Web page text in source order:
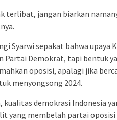
terlibat, jangan biarkan
Syarwi sepakat bahwa upaya
Partai Demokrat, tapi bentuk
oposisi, apalagi jika
menyongsong 2024.
demokrasi Indonesia
yang membelah partai oposisi